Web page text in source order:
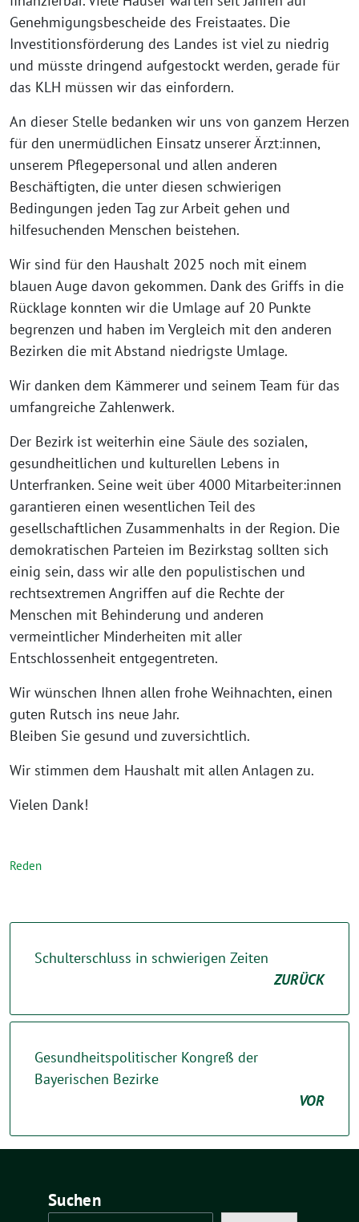
Genehmigungsbescheide des Freistaates. Die
Investitionsförderung des Landes ist viel zu niedrig
und müsste dringend aufgestockt werden, gerade für
das KLH müssen wir das einfordern.
An dieser Stelle bedanken wir uns von ganzem Herzen
für den unermüdlichen Einsatz unserer Ärzt:innen,
unserem Pflegepersonal und allen anderen
Beschäftigten, die unter diesen schwierigen
Bedingungen jeden Tag zur Arbeit gehen und
hilfesuchenden Menschen beistehen.
Wir sind für den Haushalt 2025 noch mit einem
blauen Auge davon gekommen. Dank des Griffs in die
Rücklage konnten wir die Umlage auf 20 Punkte
begrenzen und haben im Vergleich mit den anderen
Bezirken die mit Abstand niedrigste Umlage.
Wir danken dem Kämmerer und seinem Team für das
umfangreiche Zahlenwerk.
Der Bezirk ist weiterhin eine Säule des sozialen,
gesundheitlichen und kulturellen Lebens in
Unterfranken. Seine weit über 4000 Mitarbeiter:innen
garantieren einen wesentlichen Teil des
gesellschaftlichen Zusammenhalts in der Region. Die
demokratischen Parteien im Bezirkstag sollten sich
einig sein, dass wir alle den populistischen und
rechtsextremen Angriffen auf die Rechte der
Menschen mit Behinderung und anderen
vermeintlicher Minderheiten mit aller
Entschlossenheit entgegentreten.
Wir wünschen Ihnen allen frohe Weihnachten, einen
guten Rutsch ins neue Jahr.
Bleiben Sie gesund und zuversichtlich.
Wir stimmen dem Haushalt mit allen Anlagen zu.
Vielen Dank!
Reden
Schulterschluss in schwierigen Zeiten
ZURÜCK
Gesundheitspolitischer Kongreß der
Bayerischen Bezirke
VOR
Suchen